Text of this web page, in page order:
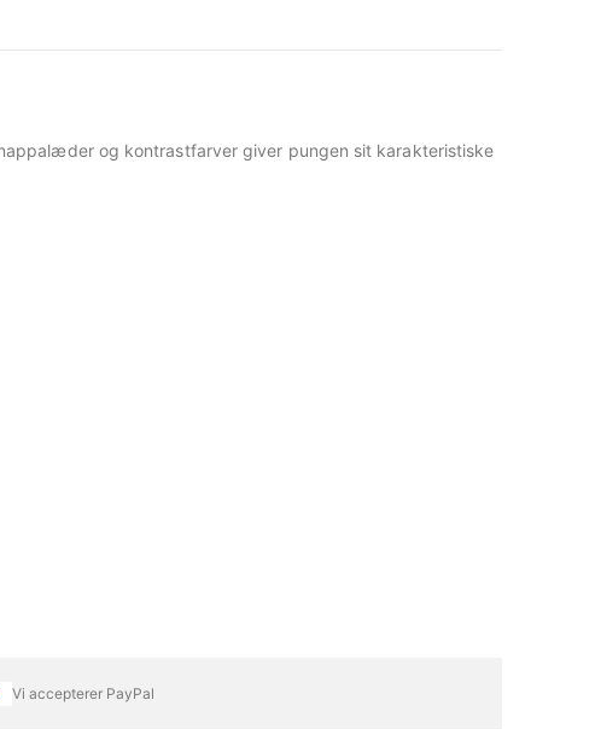
og kontrastfarver giver pungen sit karakteristiske
Vi accepterer PayPal